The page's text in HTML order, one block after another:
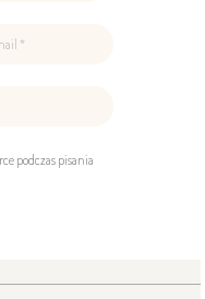
podczas pisania